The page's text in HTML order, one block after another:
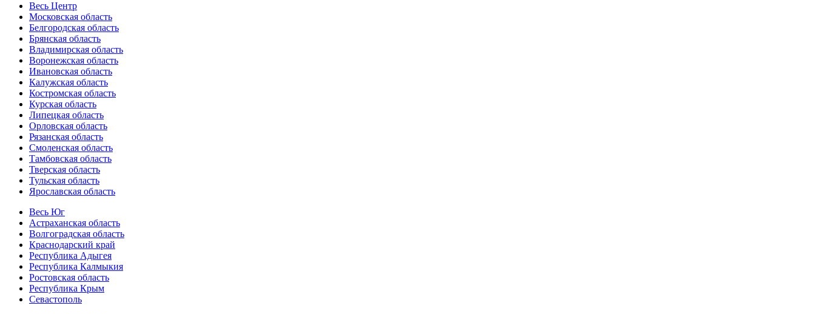
Весь Центр
Московская область
Белгородская область
Брянская область
Владимирская область
Воронежская область
Ивановская область
Калужская область
Костромская область
Курская область
Липецкая область
Орловская область
Рязанская область
Смоленская область
Тамбовская область
Тверская область
Тульская область
Ярославская область
Весь Юг
Астраханская область
Волгоградская область
Краснодарский край
Республика Адыгея
Республика Калмыкия
Ростовская область
Республика Крым
Севастополь